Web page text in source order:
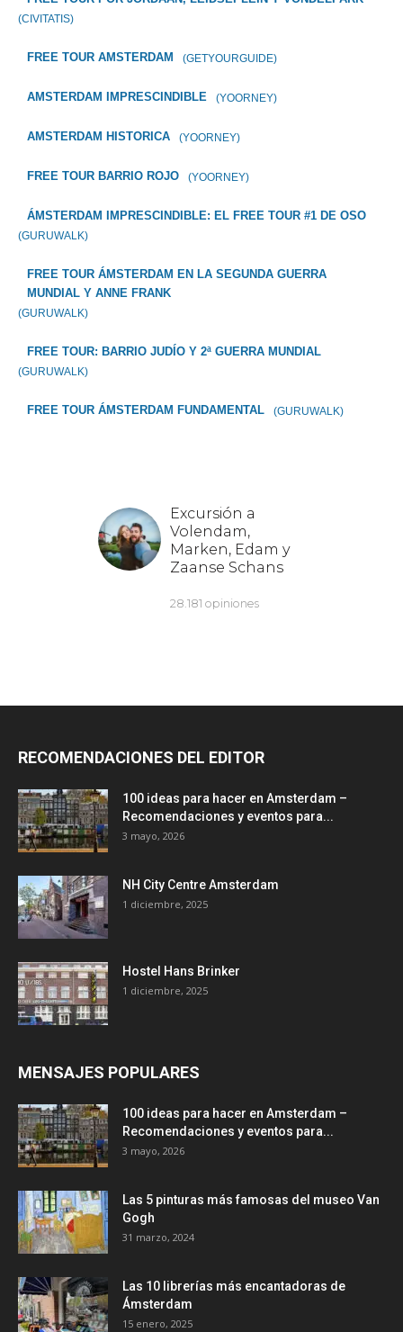
(CIVITATIS)
FREE TOUR AMSTERDAM (GETYOURGUIDE)
AMSTERDAM IMPRESCINDIBLE (YOORNEY)
AMSTERDAM HISTORICA (YOORNEY)
FREE TOUR BARRIO ROJO (YOORNEY)
ÁMSTERDAM IMPRESCINDIBLE: EL FREE TOUR #1 DE OSO
(GURUWALK)
FREE TOUR ÁMSTERDAM EN LA SEGUNDA GUERRA
MUNDIAL Y ANNE FRANK
(GURUWALK)
FREE TOUR: BARRIO JUDÍO Y 2ª GUERRA MUNDIAL
(GURUWALK)
FREE TOUR ÁMSTERDAM FUNDAMENTAL (GURUWALK)
RECOMENDACIONES DEL EDITOR
100 ideas para hacer en Amsterdam –
Recomendaciones y eventos para...
3 mayo, 2026
NH City Centre Amsterdam
1 diciembre, 2025
Hostel Hans Brinker
1 diciembre, 2025
MENSAJES POPULARES
100 ideas para hacer en Amsterdam –
Recomendaciones y eventos para...
3 mayo, 2026
Las 5 pinturas más famosas del museo Van
Gogh
31 marzo, 2024
Las 10 librerías más encantadoras de
Ámsterdam
15 enero, 2025